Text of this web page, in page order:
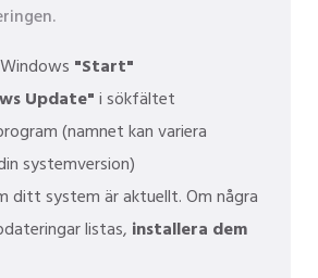
"Start"
Update"i sökfältet
(namnet kan variera
systemversion)
ditt system är aktuellt. Om några
listas, installera dem